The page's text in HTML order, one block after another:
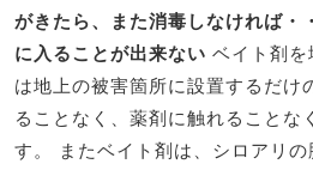
がきたら、また消毒しなければ・・
に入ることが出来ない ベイト剤を
は地上の被害箇所に設置するだけ
ることなく、薬剤に触れることな
す。 またベイト剤は、シロアリ